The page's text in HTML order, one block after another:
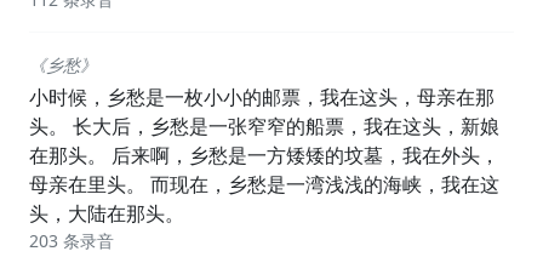
《乡愁》
小时候，乡愁是一枚小小的邮票，我在这头，母亲在那
头。 长大后，乡愁是一张窄窄的船票，我在这头，新娘
在那头。 后来啊，乡愁是一方矮矮的坟墓，我在外头，
母亲在里头。 而现在，乡愁是一湾浅浅的海峡，我在这
头，大陆在那头。
203 条录音